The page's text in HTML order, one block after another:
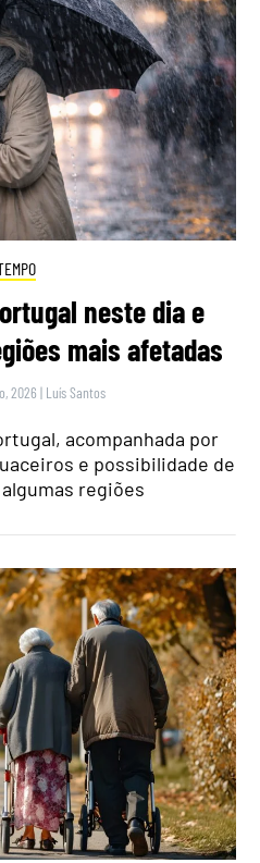
neste dia e
mais afetadas
2026 | Luís Santos
acompanhada por
e possibilidade de
regiões